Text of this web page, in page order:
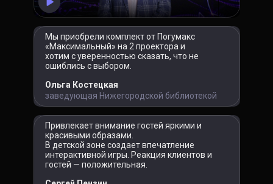
Мы приобрели комплект от Погумакс
«Максимальный» на 2 проектора и
хотим с уверенностью сказать, что не
ошиблись с выбором.
Привлекает внимание гостей яркими и
красивыми образами.
В детской зоне создает впечатление
интерактивной игры. Реакция клиентов и
гостей — положительная.
Ольга Костецкая
заведующая Нижегородской библиотекой